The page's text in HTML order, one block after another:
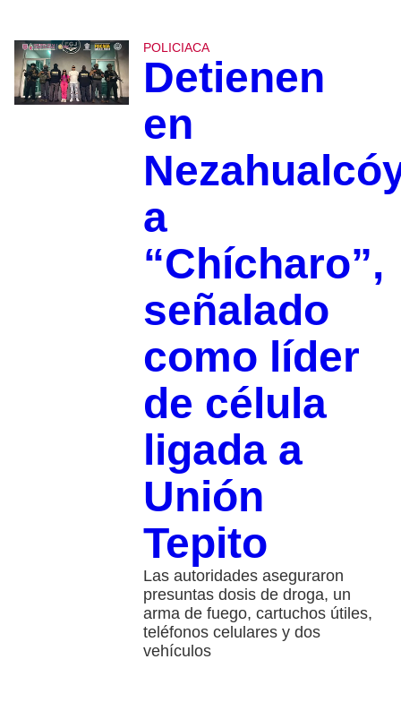
POLICIACA
Detienen
en
a
“Chícharo”,
señalado
como líder
de célula
ligada a
Unión
Tepito
Las autoridades aseguraron
presuntas dosis de droga, un
arma de fuego, cartuchos útiles,
teléfonos celulares y dos
vehículos